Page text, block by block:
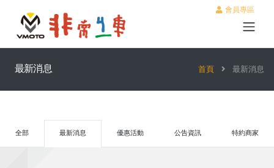
會員專區
最新消息 首頁 最新消息
全部 最新消息 優惠活動 公告資訊 特約商家